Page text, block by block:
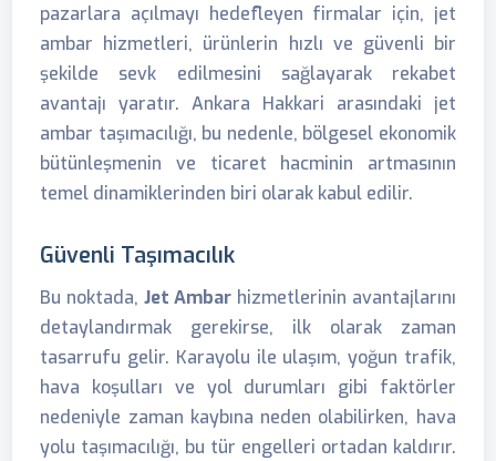
pazarlara açılmayı hedefleyen firmalar için, jet
ambar hizmetleri, ürünlerin hızlı ve güvenli bir
şekilde sevk edilmesini sağlayarak rekabet
avantajı yaratır. Ankara Hakkari arasındaki jet
ambar taşımacılığı, bu nedenle, bölgesel ekonomik
bütünleşmenin ve ticaret hacminin artmasının
temel dinamiklerinden biri olarak kabul edilir.
Güvenli Taşımacılık
Bu noktada, Jet Ambar hizmetlerinin avantajlarını
detaylandırmak gerekirse, ilk olarak zaman
tasarrufu gelir. Karayolu ile ulaşım, yoğun trafik,
hava koşulları ve yol durumları gibi faktörler
nedeniyle zaman kaybına neden olabilirken, hava
yolu taşımacılığı, bu tür engelleri ortadan kaldırır.